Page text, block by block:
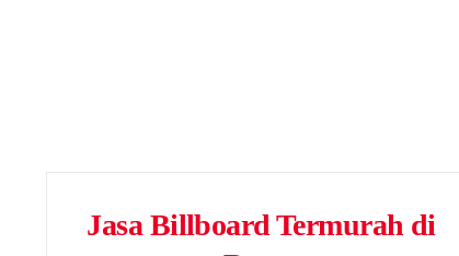
Jasa Billboard Termurah di